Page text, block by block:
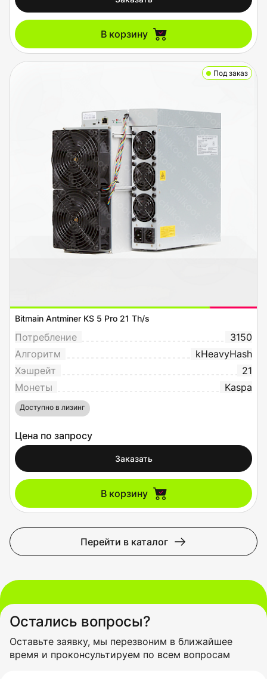
В корзину
Под заказ
Bitmain Antminer KS 5 Pro 21 Th/s
Потребление
3150
Алгоритм
kHeavyHash
Хэшрейт
21
Монеты
Kaspa
Доступно в лизинг
Цена по запросу
Заказать
В корзину
Перейти в каталог
Остались вопросы?
Оставьте заявку, мы перезвоним в ближайшее
время и проконсультируем по всем вопросам